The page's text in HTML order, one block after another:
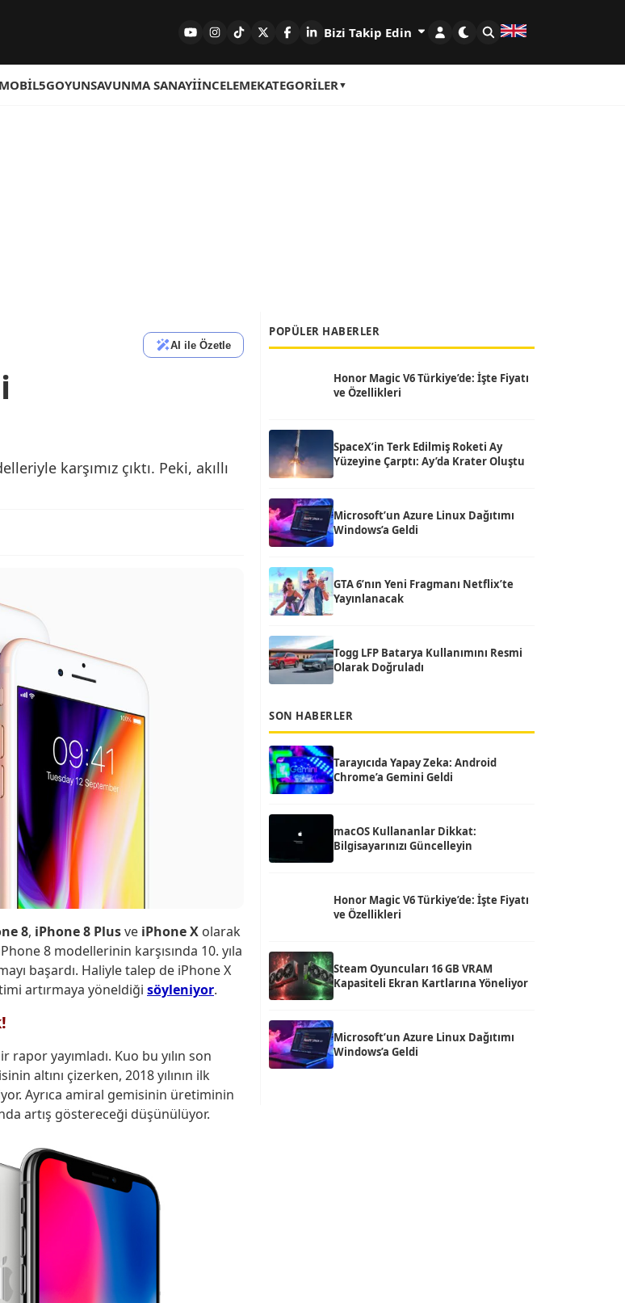
Bizi Takip Edin
MOBIL5GOYUNSAVUNMA SANAYIİNCELEMEKATEGORILER
AI ile Özetle
karşımız çıktı. Peki, akıllı
8, iPhone 8 Plusve iPhone X olarak
8 modellerinin karşısında 10. yıla
başardı. Haliyle talep de iPhone X
artırmaya yöneldiği söyleniyor.
rapor yayımladı. Kuo bu yılın son
altını çizerken, 2018 yılının ilk
Ayrıca amiral gemisinin üretiminin
artış göstereceği düşünülüyor.
POPÜLER HABERLER
Honor Magic V6 Türkiye’de: İşte Fiyatı
ve Özellikleri
SpaceX’in Terk Edilmiş Roketi Ay
Yüzeyine Çarptı: Ay’da Krater Oluştu
Microsoft’un Azure Linux Dağıtımı
Windows’a Geldi
GTA 6’nın Yeni Fragmanı Netflix’te
Yayınlanacak
Togg LFP Batarya Kullanımını Resmi
Olarak Doğruladı
SON HABERLER
Tarayıcıda Yapay Zeka: Android
Chrome’a Gemini Geldi
macOS Kullananlar Dikkat:
Bilgisayarınızı Güncelleyin
Honor Magic V6 Türkiye’de: İşte Fiyatı
ve Özellikleri
Steam Oyuncuları 16 GB VRAM
Kapasiteli Ekran Kartlarına Yöneliyor
Microsoft’un Azure Linux Dağıtımı
Windows’a Geldi